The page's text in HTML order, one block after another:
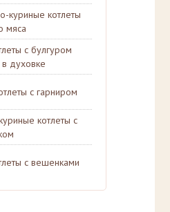
куриные котлеты
мяса
с булгуром
духовке
с гарниром
котлеты с
с вешенками